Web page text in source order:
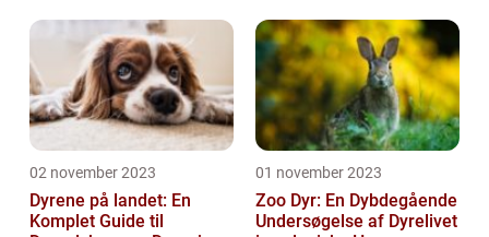
og mest populære ...
02 november 2023
Dyrene på landet: En
Komplet Guide til
01 november 2023
Zoo Dyr: En Dybdegående
Undersøgelse af Dyrelivet